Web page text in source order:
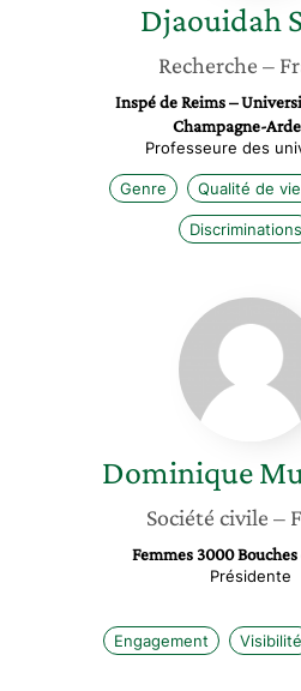
Djaouidah
Recherche –
Inspé de Reims –
Champagne-
Professeure des
Genre Qualité de
Discriminations
Dominique
Société civile –
Femmes 3000
Présidente
Engagement Visibilité